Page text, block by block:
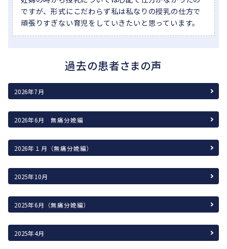
ですが、形式にこだわらず私は私なりの授乳の仕方で
頑張りすぎない育児をしていきたいと思っています。
過去の患者さまの声
2026年7月
2026年6月 無痛分娩編
2026年１月（無痛分娩編）
2025年10月
2025年6月（無痛分娩編）
2025年4月